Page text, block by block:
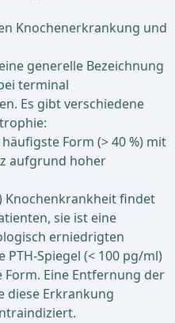
Knochenerkrankung und
generelle Bezeichnung
terminal
Es gibt verschiedene
Form (> 40 %) mit
aufgrund hoher
Knochenkrankheit findet
sie ist eine
erniedrigten
Spiegel (< 100 pg/ml)
Eine Entfernung der
diese Erkrankung